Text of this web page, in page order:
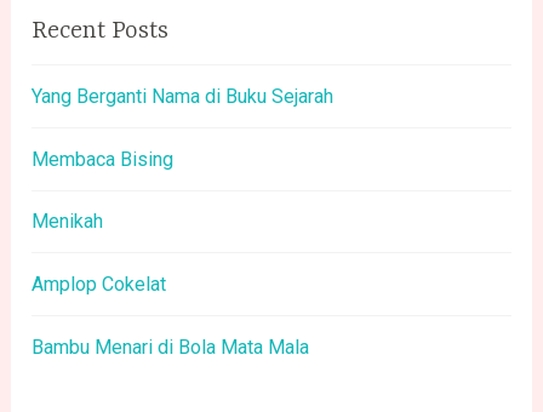
Recent Posts
Yang Berganti Nama di Buku Sejarah
Membaca Bising
Menikah
Amplop Cokelat
Bambu Menari di Bola Mata Mala